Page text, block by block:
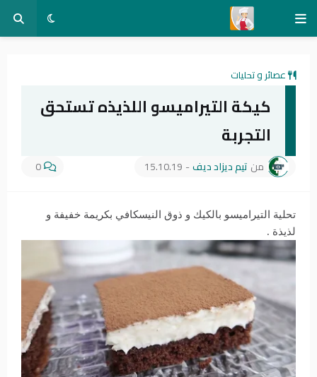
عصائر و تحليات
كيكة التيراميسو اللذيذه تستحق
التجربة
من تيم ديزاد ديف-
15.10.19
0
تحلية التيراميسو بالكيك و ذوق النيسكافي بكريمة خفيفة و
لذيذة .